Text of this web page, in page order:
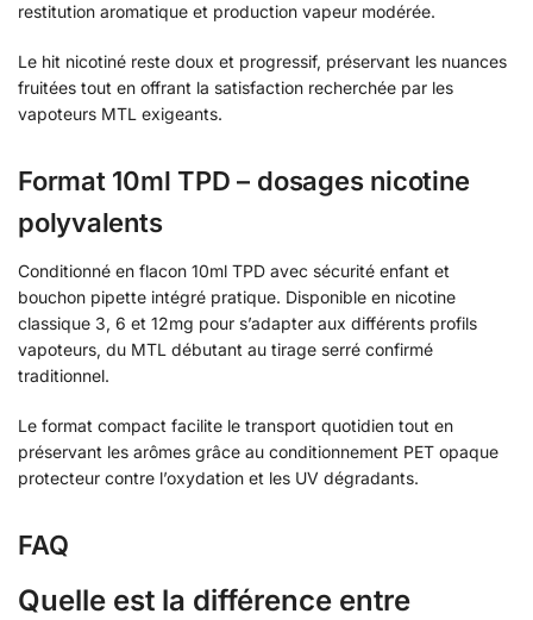
restitution aromatique et production vapeur modérée.
Le hit nicotiné reste doux et progressif, préservant les nuances
fruitées tout en offrant la satisfaction recherchée par les
vapoteurs MTL exigeants.
Format 10ml TPD – dosages nicotine
polyvalents
Conditionné en flacon 10ml TPD avec sécurité enfant et
bouchon pipette intégré pratique. Disponible en nicotine
classique 3, 6 et 12mg pour s’adapter aux différents profils
vapoteurs, du MTL débutant au tirage serré confirmé
traditionnel.
Le format compact facilite le transport quotidien tout en
préservant les arômes grâce au conditionnement PET opaque
protecteur contre l’oxydation et les UV dégradants.
FAQ
Quelle est la différence entre